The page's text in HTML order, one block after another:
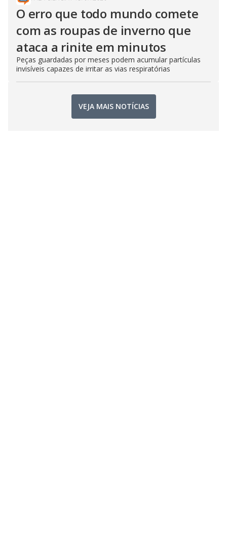
O erro que todo mundo comete
com as roupas de inverno que
ataca a rinite em minutos
Peças guardadas por meses podem acumular partículas
invisíveis capazes de irritar as vias respiratórias
VEJA MAIS NOTÍCIAS